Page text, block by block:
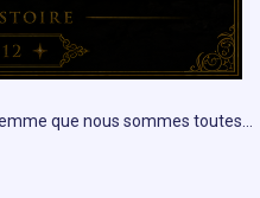
que nous sommes toutes…